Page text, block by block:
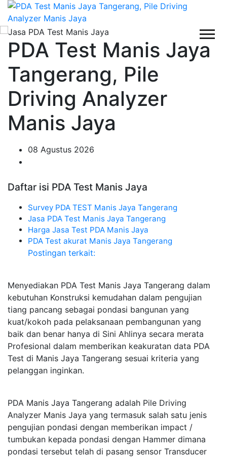
PDA Test Manis Jaya
Tangerang, Pile
Driving Analyzer
Manis Jaya
08 Agustus 2026
Daftar isi PDA Test Manis Jaya
Survey PDA TEST Manis Jaya Tangerang
Jasa PDA Test Manis Jaya Tangerang
Harga Jasa Test PDA Manis Jaya
PDA Test akurat Manis Jaya Tangerang
Postingan terkait:
Menyediakan PDA Test Manis Jaya Tangerang dalam
kebutuhan Konstruksi kemudahan dalam pengujian
tiang pancang sebagai pondasi bangunan yang
kuat/kokoh pada pelaksanaan pembangunan yang
baik dan benar hanya di Sini Ahlinya secara merata
Profesional dalam memberikan keakuratan data PDA
Test di Manis Jaya Tangerang sesuai kriteria yang
pelanggan inginkan.
PDA Manis Jaya Tangerang adalah Pile Driving
Analyzer Manis Jaya yang termasuk salah satu jenis
pengujian pondasi dengan memberikan impact /
tumbukan kepada pondasi dengan Hammer dimana
pondasi tersebut telah di pasang sensor Transducer